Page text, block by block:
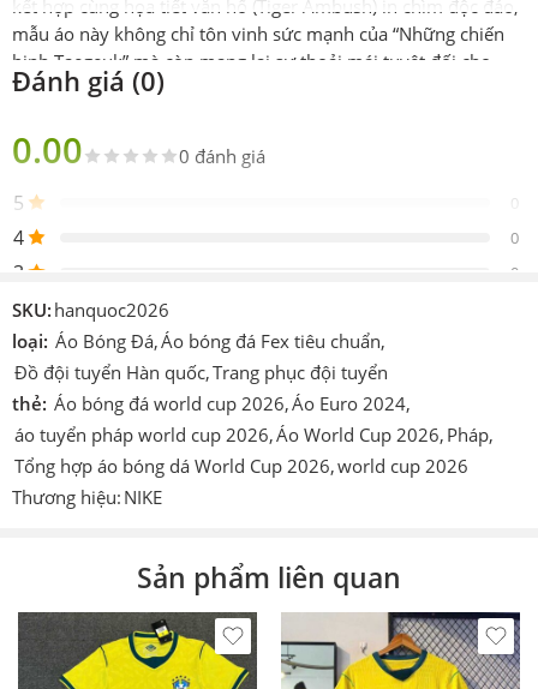
kết hợp cùng họa tiết vằn hổ (Tiger Ambush) in chìm độc đáo,
mẫu áo này không chỉ tôn vinh sức mạnh của “Những chiến
binh Taegeuk” mà còn mang lại sự thoải mái tuyệt đối cho
người mặc nhờ chất liệu vải Thái cao cấp siêu thoáng khí.
Thông số kỹ thuật sản phẩm
Đội tuyển
Phiên bản
Chất liệu
Vải thun mè Thái hoặc mè kim cương co
giãn 4 chiều
Màu sắc
Áo đỏ (họa tiết vằn hổ), quần đen/đỏ
Công nghệ
Dri-FIT thấm hút mồ hôi, thoát nhiệt
nhanh
Kích thước
S, M, L, XL, XXL (45kg – 90kg)
bền màu
Ưu đãi khi đặt hàng số lượng tại Vin Sport VN Shop
Đơn hàng in ấn theo yêu cầu hoặc giá trị cao, cần cọc
Đánh giá (0)
0.00 0 đánh giá
5 0
4 0
3 0
2
1
Be the first to review!
Đánh giá
SKU: hanquoc2026
loại: Áo Bóng Đá,Áo bóng đá Fex tiêu chuẩn,
Đồ đội tuyển Hàn quốc,Trang phục đội tuyển
thẻ: Áo bóng đá world cup 2026,Áo Euro 2024,
áo tuyển pháp world cup 2026,Áo World Cup 2026, Pháp,
Tổng hợp áo bóng dá World Cup 2026,world cup 2026
Thương hiệu: NIKE
Sản phẩm liên quan